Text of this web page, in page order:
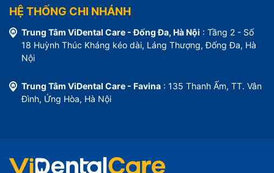
HỆ THỐNG CHI NHÁNH
Trung Tâm ViDental Care - Đống Đa, Hà Nội : Tầng 2 - Số
18 Huỳnh Thúc Kháng kéo dài, Láng Thượng, Đống Đa, Hà
Nội
Trung Tâm ViDental Care - Favina : 135 Thanh Ấm, TT. Vân
Đình, Ứng Hòa, Hà Nội